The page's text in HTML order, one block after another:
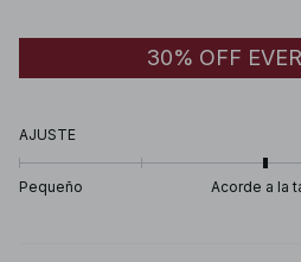
30% OFF
AJUSTE
Pequeño Acorde a la